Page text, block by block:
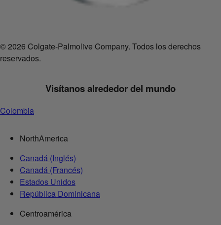
© 2026 Colgate-Palmolive Company. Todos los derechos
reservados.
Visítanos alrededor del mundo
Colombia
NorthAmerica
Canadá (Inglés)
Canadá (Francés)
Estados Unidos
República Dominicana
Centroamérica